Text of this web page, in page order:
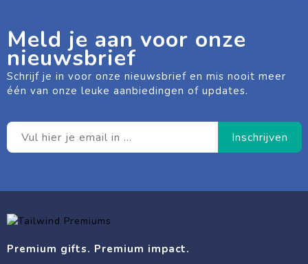
Meld je aan voor onze
nieuwsbrief
Schrijf je in voor onze nieuwsbrief en mis nooit meer
één van onze leuke aanbiedingen of updates.
Premium gifts. Premium impact.